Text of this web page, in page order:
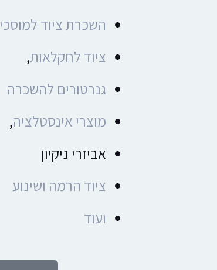
השכרת ציוד
ציוד לחקלאות,
גנרטורים להשכרה
מוצרי אינסטלציה,
אביזרי ניקיון
ציוד הרמה ושינוע
ועוד